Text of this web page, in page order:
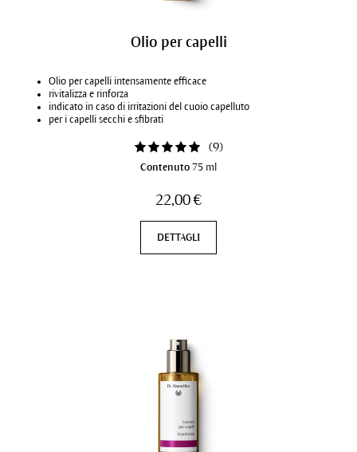
Olio per capelli
Olio per capelli intensamente efficace
rivitalizza e rinforza
indicato in caso di irritazioni del cuoio capelluto
per i capelli secchi e sfibrati
(9)
Contenuto 75 ml
22,00 €
DETTAGLI